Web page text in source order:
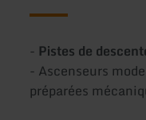
- Pistes de
- Ascenseurs
préparées